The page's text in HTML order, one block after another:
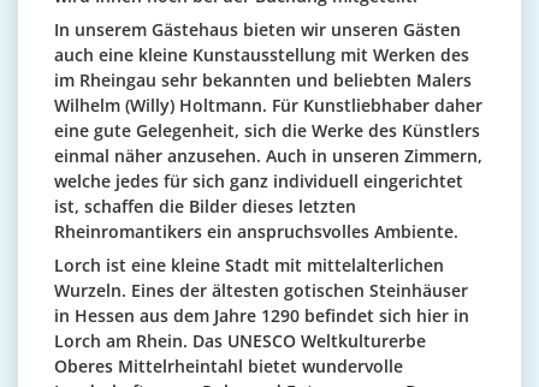
In unserem Gästehaus bieten wir unseren Gästen
auch eine kleine Kunstausstellung mit Werken des
im Rheingau sehr bekannten und beliebten Malers
Wilhelm (Willy) Holtmann. Für Kunstliebhaber daher
eine gute Gelegenheit, sich die Werke des Künstlers
einmal näher anzusehen. Auch in unseren Zimmern,
welche jedes für sich ganz individuell eingerichtet
ist, schaffen die Bilder dieses letzten
Rheinromantikers ein anspruchsvolles Ambiente.
Lorch ist eine kleine Stadt mit mittelalterlichen
Wurzeln. Eines der ältesten gotischen Steinhäuser
in Hessen aus dem Jahre 1290 befindet sich hier in
Lorch am Rhein. Das UNESCO Weltkulturerbe
Oberes Mittelrheintahl bietet wundervolle